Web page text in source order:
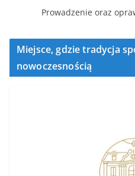
Prowadzenie oraz
Miejsce, gdzie tradycja
nowoczesnością